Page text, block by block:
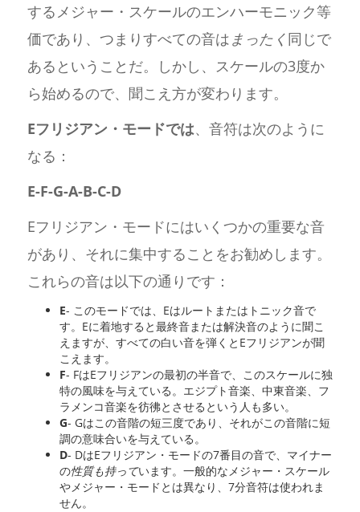
するメジャー・スケールのエンハーモニック等
価であり、つまりすべての音はまったく同じで
あるということだ。しかし、スケールの3度か
ら始めるので、聞こえ方が変わります。
Eフリジアン・モードでは、音符は次のように
なる：
E-F-G-A-B-C-D
Eフリジアン・モードにはいくつかの重要な音
があり、それに集中することをお勧めします。
これらの音は以下の通りです：
E- このモードでは、Eはルートまたはトニック音で
す。Eに着地すると最終音または解決音のように聞こ
えますが、すべての白い音を弾くとEフリジアンが聞
こえます。
F- FはEフリジアンの最初の半音で、このスケールに独
特の風味を与えている。エジプト音楽、中東音楽、フ
ラメンコ音楽を彷彿とさせるという人も多い。
G- Gはこの音階の短三度であり、それがこの音階に短
調の意味合いを与えている。
D- DはEフリジアン・モードの7番目の音で、マイナー
の性質も持っています。一般的なメジャー・スケール
やメジャー・モードとは異なり、7分音符は使われま
せん。